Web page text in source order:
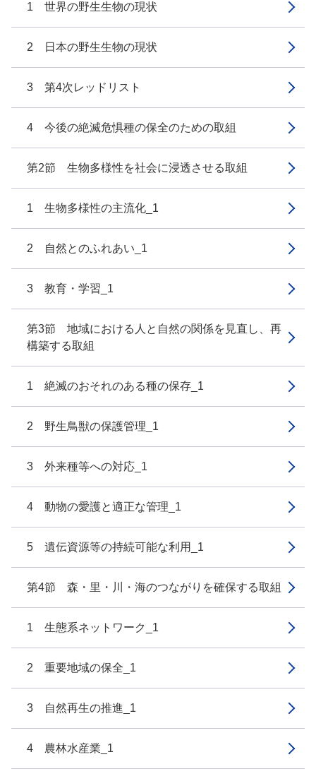
1 世界の野生生物の現状
2 日本の野生生物の現状
3 第4次レッドリスト
4 今後の絶滅危惧種の保全のための取組
第2節 生物多様性を社会に浸透させる取組
1 生物多様性の主流化_1
2 自然とのふれあい_1
3 教育・学習_1
第3節 地域における人と自然の関係を見直し、再
構築する取組
1 絶滅のおそれのある種の保存_1
2 野生鳥獣の保護管理_1
3 外来種等への対応_1
4 動物の愛護と適正な管理_1
5 遺伝資源等の持続可能な利用_1
第4節 森・里・川・海のつながりを確保する取組
1 生態系ネットワーク_1
2 重要地域の保全_1
3 自然再生の推進_1
4 農林水産業_1